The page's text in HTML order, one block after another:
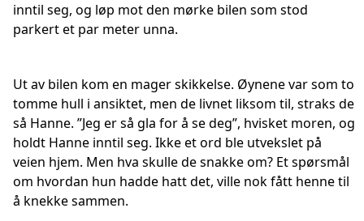
inntil seg, og løp mot den mørke bilen som stod
parkert et par meter unna.
Ut av bilen kom en mager skikkelse. Øynene var som to
tomme hull i ansiktet, men de livnet liksom til, straks de
så Hanne. ”Jeg er så gla for å se deg”, hvisket moren, og
holdt Hanne inntil seg. Ikke et ord ble utvekslet på
veien hjem. Men hva skulle de snakke om? Et spørsmål
om hvordan hun hadde hatt det, ville nok fått henne til
å knekke sammen.